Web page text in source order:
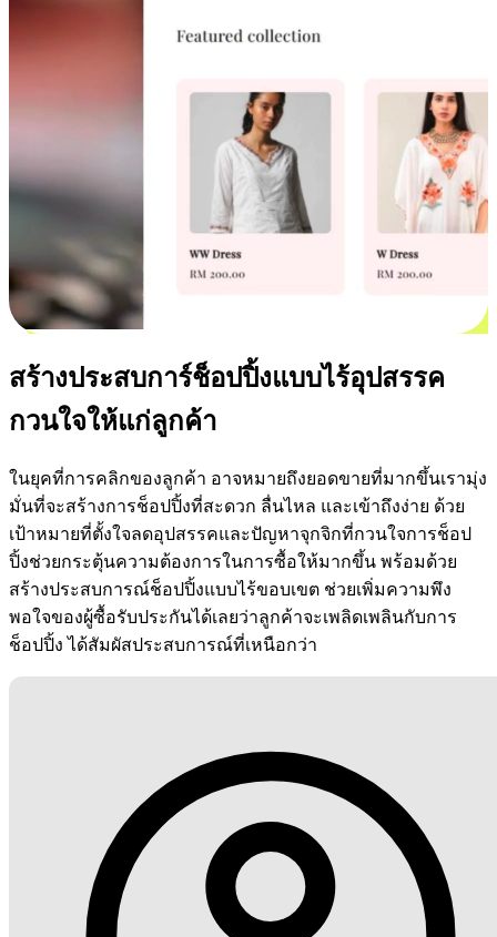
สร้างประสบการ์ช็อปปิ้งแบบไร้อุปสรรค
กวนใจให้แก่ลูกค้า
ในยุคที่การคลิกของลูกค้า อาจหมายถึงยอดขายที่มากขึ้นเรามุ่ง
มั่นที่จะสร้างการช็อปปิ้งที่สะดวก ลื่นไหล และเข้าถึงง่าย ด้วย
เป้าหมายที่ตั้งใจลดอุปสรรคและปัญหาจุกจิกที่กวนใจการช็อป
ปิ้งช่วยกระตุ้นความต้องการในการซื้อให้มากขึ้น พร้อมด้วย
สร้างประสบการณ์ช็อปปิ้งแบบไร้ขอบเขต ช่วยเพิ่มความพึง
พอใจของผู้ซื้อรับประกันได้เลยว่าลูกค้าจะเพลิดเพลินกับการ
ช็อปปิ้ง ได้สัมผัสประสบการณ์ที่เหนือกว่า